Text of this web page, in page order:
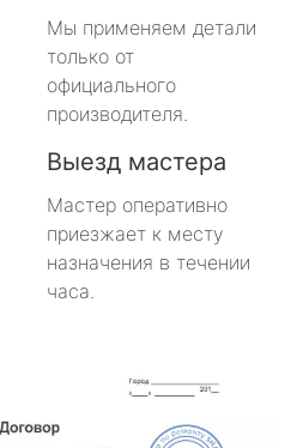
Мы применяем детали
только от
официального
производителя.
Выезд мастера
Мастер оперативно
приезжает к месту
назначения в течении
часа.